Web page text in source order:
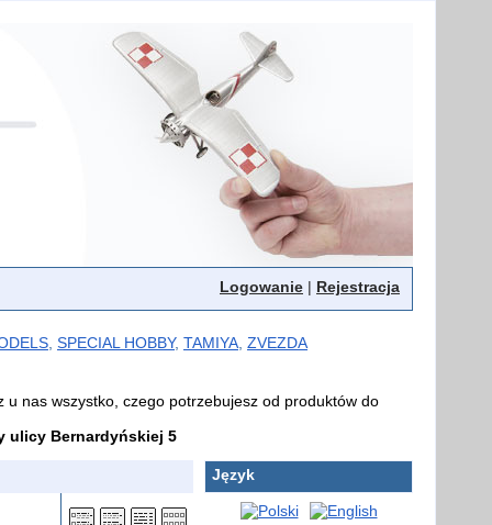
Logowanie | Rejestracja
SPECIAL HOBBY, TAMIYA ZVEZDA
nas wszystko, czego potrzebujesz od produktów do
ulicy Bernardyńskiej 5
Język